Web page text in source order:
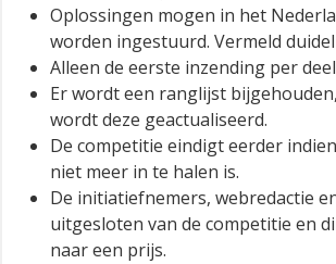
Oplossingen mogen in het
worden ingestuurd. Vermeld
Alleen de eerste inzending per
Er wordt een ranglijst
wordt deze geactualiseerd.
De competitie eindigt eerder
niet meer in te halen is.
De initiatiefnemers, webredactie
uitgesloten van de competitie en
naar een prijs.